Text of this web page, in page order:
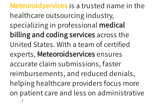
Meteoroidservices is a trusted name in the
healthcare outsourcing industry,
specializing in professional medical
billing and coding services across the
United States. With a team of certified
experts, Meteoroidservices ensures
accurate claim submissions, faster
reimbursements, and reduced denials,
helping healthcare providers focus more
on patient care and less on administrative
work.